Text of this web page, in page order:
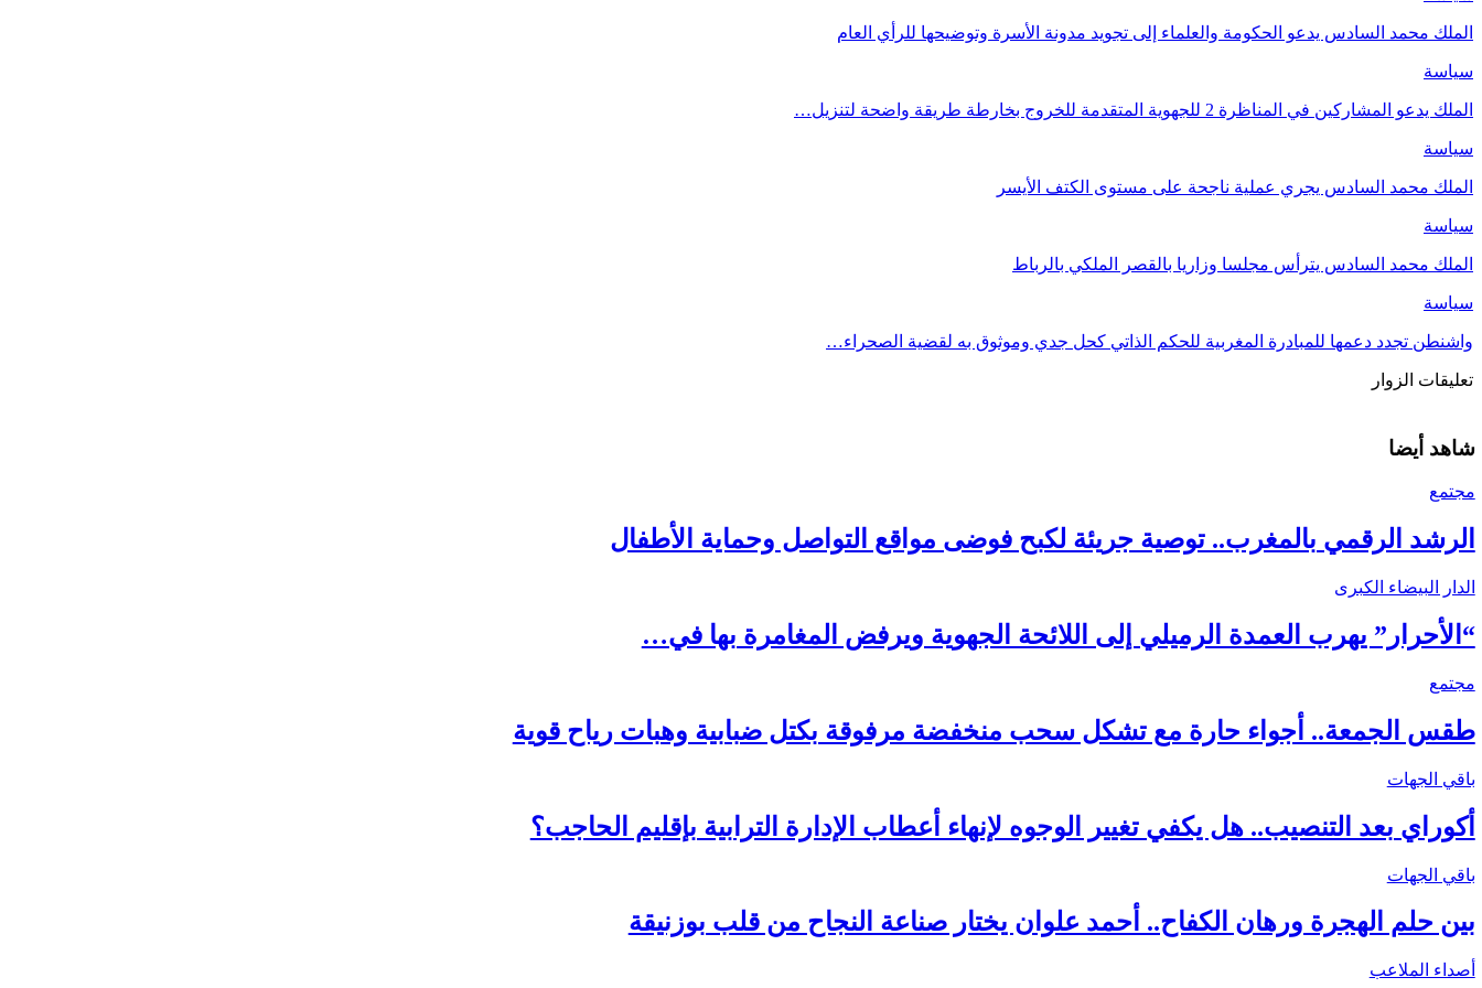
الملك محمد السادس يدعو الحكومة والعلماء إلى تجويد مدونة الأسرة وتوضيحها للرأي العام
سياسة
الملك يدعو المشاركين في المناظرة 2 للجهوية المتقدمة للخروج بخارطة طريقة واضحة لتنزيل…
سياسة
الملك محمد السادس يجري عملية ناجحة على مستوى الكتف الأيسر
سياسة
الملك محمد السادس يترأس مجلسا وزاريا بالقصر الملكي بالرباط
سياسة
واشنطن تجدد دعمها للمبادرة المغربية للحكم الذاتي كحل جدي وموثوق به لقضية الصحراء…
تعليقات الزوار
شاهد أيضا
مجتمع
الرشد الرقمي بالمغرب.. توصية جريئة لكبح فوضى مواقع التواصل وحماية الأطفال
الدار البيضاء الكبرى
“الأحرار” يهرب العمدة الرميلي إلى اللائحة الجهوية ويرفض المغامرة بها في…
مجتمع
طقس الجمعة.. أجواء حارة مع تشكل سحب منخفضة مرفوقة بكتل ضبابية وهبات رياح قوية
باقي الجهات
أكوراي بعد التنصيب.. هل يكفي تغيير الوجوه لإنهاء أعطاب الإدارة الترابية بإقليم الحاجب؟
باقي الجهات
بين حلم الهجرة ورهان الكفاح.. أحمد علوان يختار صناعة النجاح من قلب بوزنيقة
أصداء الملاعب